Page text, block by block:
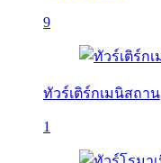
9
ทัวร์เติร์กเมนิสถาน
1